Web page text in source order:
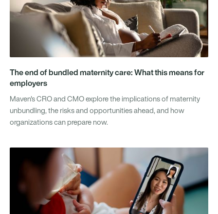
The end of bundled maternity care: What this means for
employers
Maven's CRO and CMO explore the implications of maternity
unbundling, the risks and opportunities ahead, and how
organizations can prepare now.